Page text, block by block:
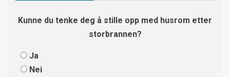
Kunne du tenke deg å stille opp med husrom etter
storbrannen?
Ja
Nei